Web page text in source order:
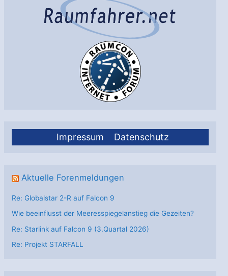
Impressum Datenschutz
Aktuelle Forenmeldungen
Re: Globalstar 2-R auf Falcon 9
Wie beeinflusst der Meeresspiegelanstieg die Gezeiten?
Re: Starlink auf Falcon 9 (3.Quartal 2026)
Re: Projekt STARFALL